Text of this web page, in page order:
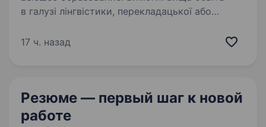
в галузі лінгвістики, перекладацької або
португальської або іспанської та української
17 ч. назад
Резюме — первый шаг к новой
работе